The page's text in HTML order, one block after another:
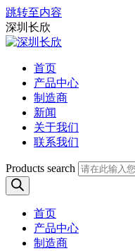
跳转至内容
深圳长欣
首页
产品中心
制造商
新闻
关于我们
联系我们
Products search
首页
产品中心
制造商